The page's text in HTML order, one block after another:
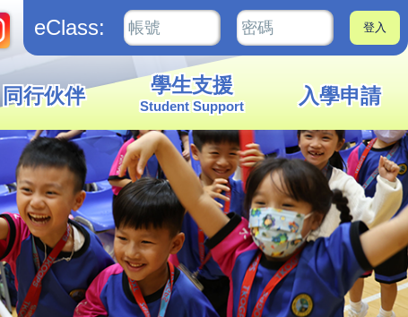
eClass:
同行伙伴 學生支援
Student Support 入學申請